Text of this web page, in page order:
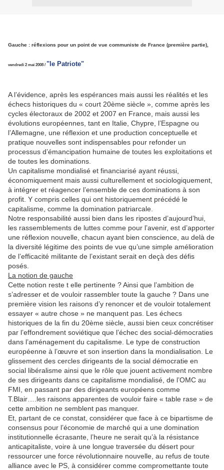
Gauche : réflexions pour un point de vue communiste de France (première partie),
vendredi 2 mai 2008 / "le Patriote"
A l’évidence, après les espérances mais aussi les réalités et les
échecs historiques du « court 20ème siècle », comme après les
cycles électoraux de 2002 et 2007 en France, mais aussi les
évolutions européennes, tant en Italie, Chypre, l’Espagne ou
l’Allemagne, une réflexion et une production conceptuelle et
pratique nouvelles sont indispensables pour refonder un
processus d’émancipation humaine de toutes les exploitations et
de toutes les dominations.
Un capitalisme mondialisé et financiarisé ayant réussi,
économiquement mais aussi culturellement et sociologiquement,
à intégrer et réagencer l’ensemble de ces dominations à son
profit. Y compris celles qui ont historiquement précédé le
capitalisme, comme la domination patriarcale.
Notre responsabilité aussi bien dans les ripostes d’aujourd’hui,
les rassemblements de luttes comme pour l’avenir, est d’apporter
une réflexion nouvelle, chacun ayant bien conscience, au delà de
la diversité légitime des points de vue qu’une simple amélioration
de l’efficacité militante de l’existant serait en deçà des défis
posés.
La notion de gauche
Cette notion reste t elle pertinente ? Ainsi que l’ambition de
s’adresser et de vouloir rassembler toute la gauche ? Dans une
première vision les raisons d’y renoncer et de vouloir totalement
essayer « autre chose » ne manquent pas. Les échecs
historiques de la fin du 20ème siècle, aussi bien ceux concrétiser
par l’effondrement soviétique que l’échec des social-démocraties
dans l’aménagement du capitalisme. Le type de construction
européenne à l’œuvre et son insertion dans la mondialisation. Le
glissement des cercles dirigeants de la social démocratie en
social libéralisme ainsi que le rôle que jouent activement nombre
de ses dirigeants dans ce capitalisme mondialisé, de l’OMC au
FMI, en passant par des dirigeants européens comme
T.Blair….les raisons apparentes de vouloir faire « table rase » de
cette ambition ne semblent pas manquer.
Et, partant de ce constat, considérer que face à ce bipartisme de
consensus pour l’économie de marché qui a une domination
institutionnelle écrasante, l’heure ne serait qu’à la résistance
anticapitaliste, voire à une longue traversée du désert pour
ressourcer une force révolutionnaire nouvelle, au refus de toute
alliance avec le PS, à considérer comme compromettante toute